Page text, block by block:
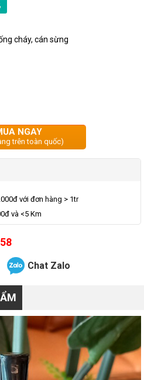
cháy, cán sừng
NGAY
trên toàn quốc)
với đơn hàng > 1tr
và <5 Km
Chat Zalo